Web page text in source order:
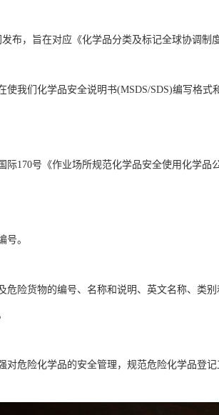
布，旨在对应《化学品分类及标记全球协调制
使我们化学品安全说明书(MSDS/SDS)编写格
170号《作业场所规范化学品安全使用化学品
号。
险货物的编号、名称和说明、英文名称、类
对危险化学品的安全管理，规范危险化学品登